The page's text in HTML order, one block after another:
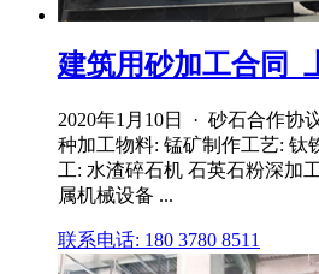
建筑用砂加工合同_
2020年1月10日 · 砂石合作协
种加工物料: 锰矿制作工艺: 钛
工: 水渣碎石机 石英石粉深加
属机械设备 ...
联系电话: 180 3780 8511